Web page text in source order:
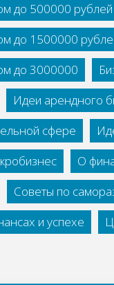
до 500000 рублей
до 1500000
до 3000000
Идеи арендного
сфере
О
Советы по
и успехе